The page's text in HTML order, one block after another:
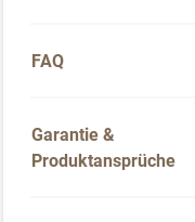
FAQ
Garantie &
Produktansprüche